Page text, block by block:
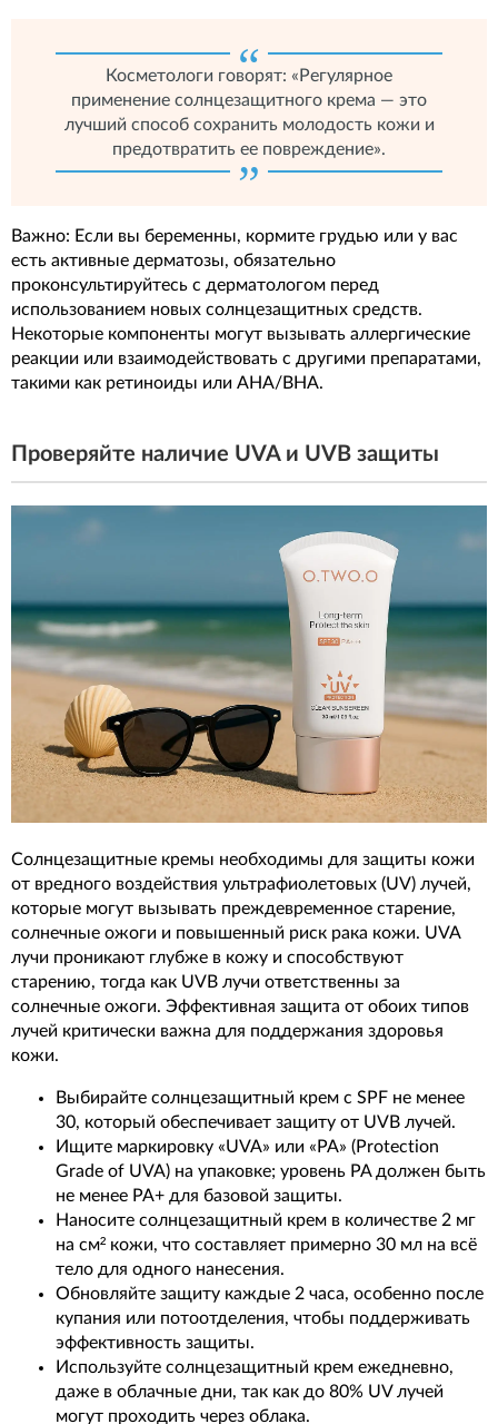
Косметологи говорят: «Регулярное
применение солнцезащитного крема — это
лучший способ сохранить молодость кожи и
предотвратить ее повреждение».
Важно: Если вы беременны, кормите грудью или у вас
есть активные дерматозы, обязательно
проконсультируйтесь с дерматологом перед
использованием новых солнцезащитных средств.
Некоторые компоненты могут вызывать аллергические
реакции или взаимодействовать с другими препаратами,
такими как ретиноиды или AHA/BHA.
Проверяйте наличие UVA и UVB защиты
Солнцезащитные кремы необходимы для защиты кожи
от вредного воздействия ультрафиолетовых (UV) лучей,
которые могут вызывать преждевременное старение,
солнечные ожоги и повышенный риск рака кожи. UVA
лучи проникают глубже в кожу и способствуют
старению, тогда как UVB лучи ответственны за
солнечные ожоги. Эффективная защита от обоих типов
лучей критически важна для поддержания здоровья
кожи.
Выбирайте солнцезащитный крем с SPF не менее
30, который обеспечивает защиту от UVB лучей.
Ищите маркировку «UVA» или «PA» (Protection
Grade of UVA) на упаковке; уровень PA должен быть
не менее PA+ для базовой защиты.
Наносите солнцезащитный крем в количестве 2 мг
на см² кожи, что составляет примерно 30 мл на всё
тело для одного нанесения.
Обновляйте защиту каждые 2 часа, особенно после
купания или потоотделения, чтобы поддерживать
эффективность защиты.
Используйте солнцезащитный крем ежедневно,
даже в облачные дни, так как до 80% UV лучей
могут проходить через облака.